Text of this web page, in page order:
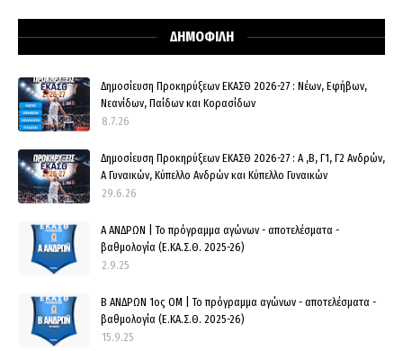
ΔΗΜΟΦΙΛΗ
Δημοσίευση Προκηρύξεων ΕΚΑΣΘ 2026-27 : Νέων, Εφήβων,
Νεανίδων, Παίδων και Κορασίδων
8.7.26
Δημοσίευση Προκηρύξεων ΕΚΑΣΘ 2026-27 : Α ,Β, Γ1, Γ2 Ανδρών,
Α Γυναικών, Κύπελλο Ανδρών και Κύπελλο Γυναικών
29.6.26
Α ΑΝΔΡΩΝ | Το πρόγραμμα αγώνων - αποτελέσματα -
βαθμολογία (Ε.ΚΑ.Σ.Θ. 2025-26)
2.9.25
Β ΑΝΔΡΩΝ 1ος ΟΜ | Το πρόγραμμα αγώνων - αποτελέσματα -
βαθμολογία (Ε.ΚΑ.Σ.Θ. 2025-26)
15.9.25